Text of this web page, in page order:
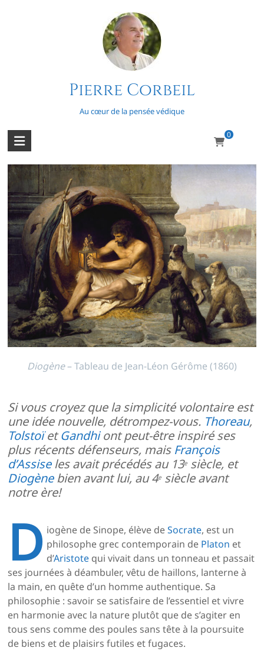
Pierre Corbeil
Au cœur de la pensée védique
0
Simplicité volontaire
Diogène– Tableau de Jean-Léon Gérôme (1860)
Si vous croyez que la simplicité volontaire est
une idée nouvelle, détrompez-vous. Thoreau,
TolstoïetGandhiont peut-être inspiré ses
plus récents défenseurs, mais François
d’Assiseles avait précédés au 13e siècle, et
Diogènebien avant lui, au 4e siècle avant
notre ère!
D iogène de Sinope, élève deSocrate, est un
philosophe grec contemporain de Platon et
d’Aristotequi vivait dans un tonneau et passait
ses journées à déambuler, vêtu de haillons, lanterne à
la main, en quête d’un homme authentique. Sa
philosophie : savoir se satisfaire de l’essentiel et vivre
en harmonie avec la nature plutôt que de s’agiter en
tous sens comme des poules sans tête à la poursuite
de biens et de plaisirs futiles et fugaces.